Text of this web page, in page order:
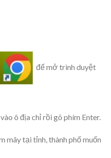
để mở trình duyệt
ô địa chỉ rồi gõ phím Enter.
mây tại tỉnh, thành phố muốn